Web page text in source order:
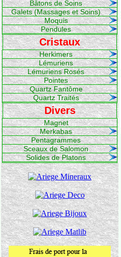
Bâtons de Soins
Galets (Massages et Soins)
Moquis
Pendules
Cristaux
Herkimers
Lémuriens
Lémuriens Rosés
Pointes
Quartz Fantôme
Quartz Traités
Divers
Magnet
Merkabas
Pentagrammes
Sceaux de Salomon
Solides de Platons